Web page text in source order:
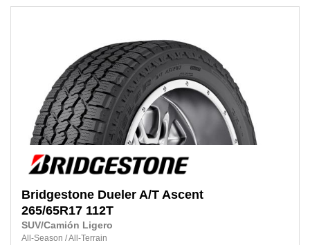
Bridgestone Dueler A/T Ascent
265/65R17 112T
SUV/Camión Ligero
All-Season /All-Terrain